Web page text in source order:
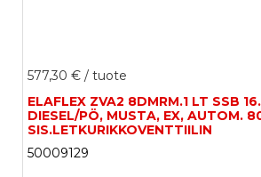
577,30 € / tuote
ELAFLEX ZVA2 8DMRM.1 LT SSB
DIESEL/PÖ, MUSTA, EX, AUTOM.
SIS.LETKURIKKOVENTTIILIN
50009129